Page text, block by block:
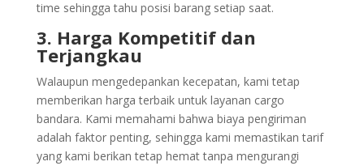
time sehingga tahu posisi barang setiap saat.
3. Harga Kompetitif dan
Terjangkau
Walaupun mengedepankan kecepatan, kami tetap
memberikan harga terbaik untuk layanan cargo
bandara. Kami memahami bahwa biaya pengiriman
adalah faktor penting, sehingga kami memastikan tarif
yang kami berikan tetap hemat tanpa mengurangi